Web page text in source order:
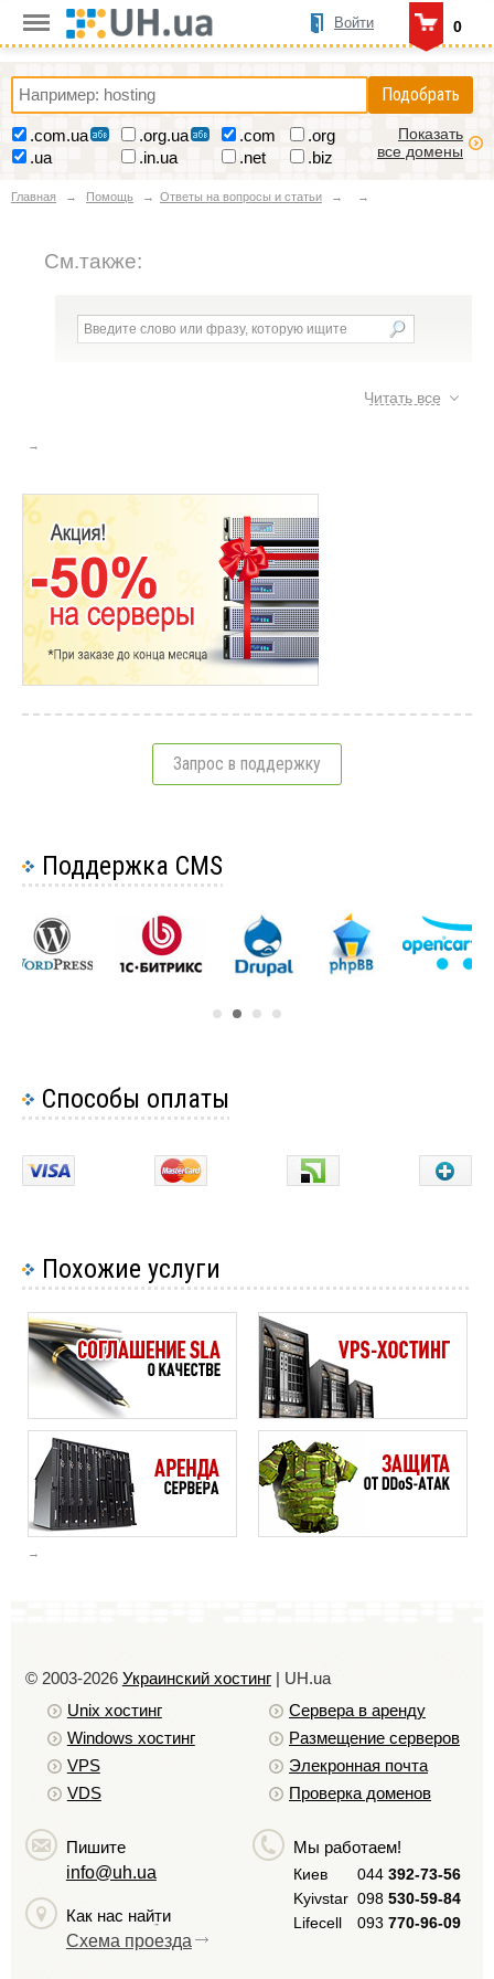
0
Войти
Подобрать
.com.ua .org.ua .com
.org
.ua
.in.ua .net .biz
Показать
все домены
Главная Помощь Ответы на вопросы и статьи
См.также:
Вопросы по базам данных
Вопросы по дизайну сайта
Вопросы по созданию сайта
Вопросы по доменам 23
Вопросы по выбору хостинга
Причины сделать редизайн сайта
Юзабилити сайта или как удержать
Виды сайтов
Читать все
Запрос в поддержку
Поддержка CMS
Способы оплаты
Похожие услуги
© 2003-2026 Украинский хостинг| UH.ua
Unix хостинг
Windows хостинг
VPS
VDS
Сервера в аренду
Размещение серверов
Элекронная почта
Проверка доменов
Пишите
info@uh.ua
Как нас найти
Схема проезда
Мы работаем!
Киев 044 392-73-56
Kyivstar 098 530-59-84
Lifecell
093 770-96-09